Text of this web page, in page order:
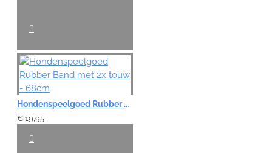
Hondenspeelgoed Rubber Band met 2x touw - 68cm
€ 19,95